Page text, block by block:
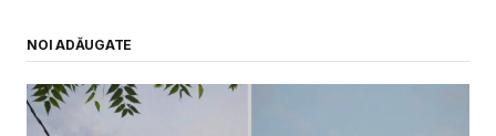
NOI ADĂUGATE